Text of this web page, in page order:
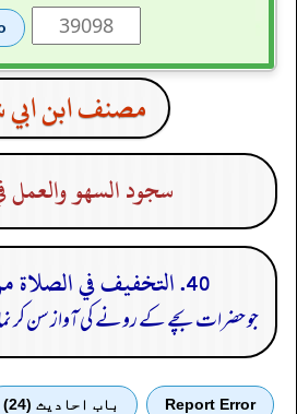
مصنف ابن ابي
سجود السهو والعمل
40. التخفيف في الصلاة من كان يخففها
جو حضرات بچے کے رونے کی آواز سن کر
Report Error باب احادیث (24)